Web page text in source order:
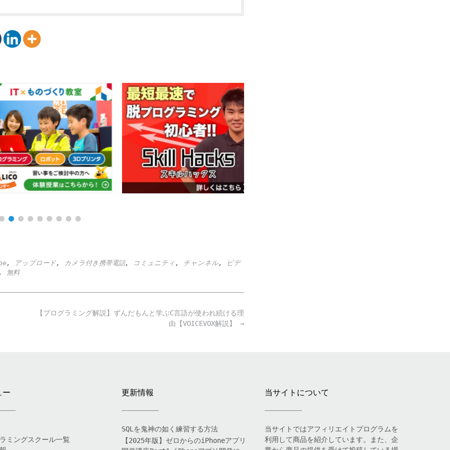
, アップロード, カメラ付き携帯電話, コミュニティ , チャンネル,
ビデ
無料
【プログラミング解説】ずんだもんと学ぶC言語が使われ続ける理
由【VOICEVOX解説】→
ー
ミングスクール一覧
更新情報
SQLを鬼神の如く練習する方法
【2025年版】ゼロからのiPhoneアプリ
当サイトについて
当サイトではアフィリエイトプログラムを
利用して商品を紹介しています。また、企